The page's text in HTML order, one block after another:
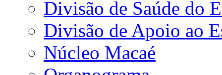
Divisão de Saúde do
Divisão de Apoio ao
Núcleo Macaé